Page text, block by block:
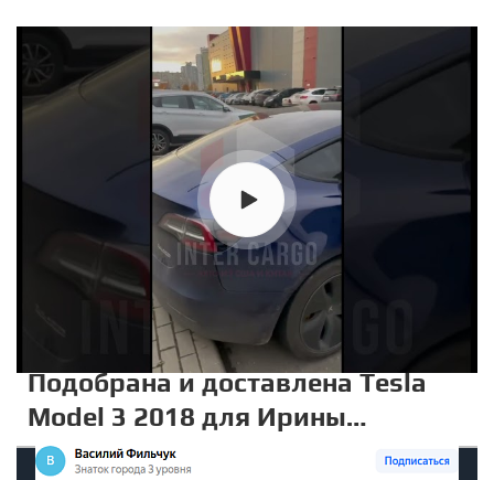
Подобрана и доставлена Tesla
Model 3 2018 для Ирины
Николаевны